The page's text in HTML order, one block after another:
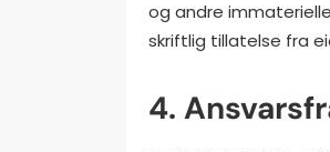
og andre
skriftlig tillatelse fra
4.